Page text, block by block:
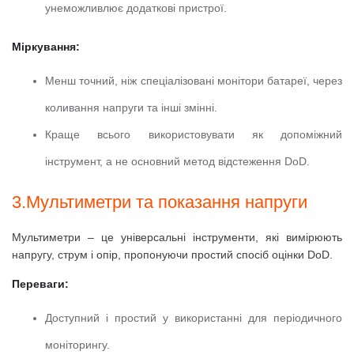
унеможливлює додаткові пристрої.
Міркування:
Менш точний, ніж спеціалізовані монітори батареї, через
коливання напруги та інші змінні.
Краще всього використовувати як допоміжний
інструмент, а не основний метод відстеження DoD.
3.Мультиметри та показання напруги
Мультиметри – це універсальні інструменти, які вимірюють
напругу, струм і опір, пропонуючи простий спосіб оцінки DoD.
Переваги:
Доступний і простий у використанні для періодичного
моніторингу.